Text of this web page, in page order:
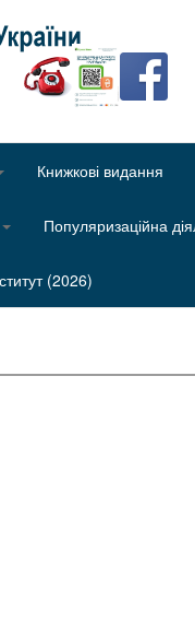
Оберіть свою мову
Книжкові видання
Популяризаційна
(2026)